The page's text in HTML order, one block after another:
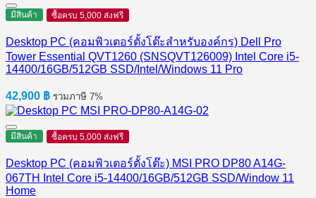
มีสินค้า ซื้อครบ 5,000 ส่งฟรี
Desktop PC (คอมพิวเตอร์ตั้งโต๊ะสำหรับองค์กร) Dell Pro
Tower Essential QVT1260 (SNSQVT126009) Intel Core i5-
14400/16GB/512GB SSD/Intel/Windows 11 Pro
42,900 ฿ รวมภาษี 7%
มีสินค้า ซื้อครบ 5,000 ส่งฟรี
Desktop PC (คอมพิวเตอร์ตั้งโต๊ะ) MSI PRO DP80 A14G-
067TH Intel Core i5-14400/16GB/512GB SSD/Window 11
Home